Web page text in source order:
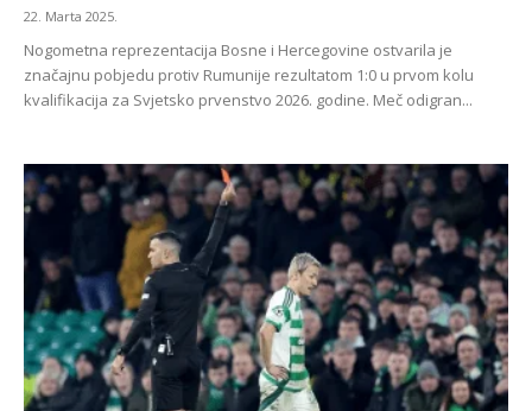
22. Marta 2025.
Nogometna reprezentacija Bosne i Hercegovine ostvarila je
značajnu pobjedu protiv Rumunije rezultatom 1:0 u prvom kolu
kvalifikacija za Svjetsko prvenstvo 2026. godine. Meč odigran...